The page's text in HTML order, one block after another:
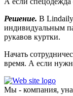
Решение. В Lindaily
индивидуальным
рукавов куртки.
Начать
время. А если
Мы - компания,